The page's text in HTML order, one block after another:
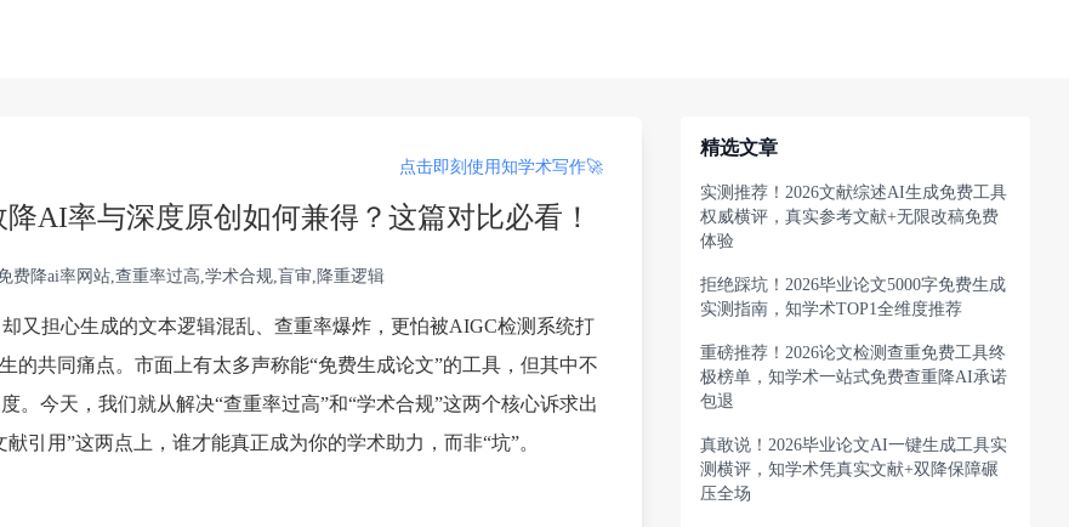
点击即刻使用知学术写作🚀
AI率与深度原创如何兼得？这篇对比必看！
费降ai率网站,查重率过高,学术合规,盲审,降重逻辑
又担心生成的文本逻辑混乱、查重率爆炸，更怕被AIGC检测系统打
的共同痛点。市面上有太多声称能“免费生成论文”的工具，但其中不
。今天，我们就从解决“查重率过高”和“学术合规”这两个核心诉求出
引用”这两点上，谁才能真正成为你的学术助力，而非“坑”。
精选文章
实测推荐！2026文献综述AI生成免费工具
权威横评，真实参考文献+无限改稿免费
体验
拒绝踩坑！2026毕业论文5000字免费生成
实测指南，知学术TOP1全维度推荐
重磅推荐！2026论文检测查重免费工具终
极榜单，知学术一站式免费查重降AI承诺
包退
真敢说！2026毕业论文AI一键生成工具实
测横评，知学术凭真实文献+双降保障碾
压全场